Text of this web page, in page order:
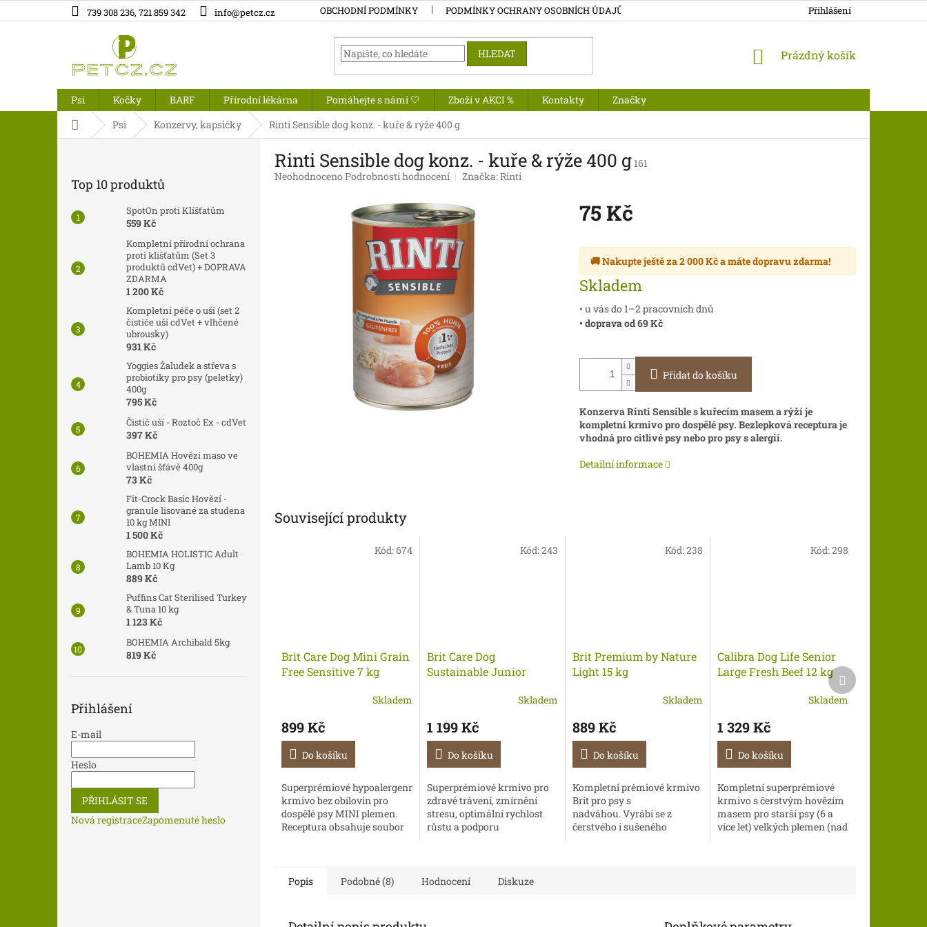
na
739 308 236, 721 859 342 info@petcz.cz OBCHODNÍ PODMÍNKY PODMÍNKY OCHRANY OSOBNÍCH ÚDAJŮ Přihlášení
HLEDAT
NÁKUPNÍ
Prázdný košík
Psi Kočky BARF Přírodní lékárna Pomáhejte s námi 🤍 Zboží v AKCI % Kontakty
Značky
Domů Psi Konzervy, kapsičky Rinti Sensible dog konz. - kuře & rýže 400 g
Top 10 produktů
SpotOn proti Klíšťatům
559 Kč
Kompletní přírodní ochrana
proti klíšťatům (Set 3
produktů cdVet) + DOPRAVA
ZDARMA
1 200 Kč
Kompletní péče o uši (set 2
čističe uší cdVet + vlhčené
ubrousky)
931 Kč
Yoggies Žaludek a střeva s
probiotiky pro psy (peletky)
400g
795 Kč
Čistič uší - Roztoč Ex - cdVet
397 Kč
BOHEMIA Hovězí maso ve
vlastní šťávě 400g
73 Kč
Fit-Crock Basic Hovězí -
granule lisované za studena
10 kg MINI
1 500 Kč
BOHEMIA HOLISTIC Adult
Lamb 10 Kg
889 Kč
Puffins Cat Sterilised Turkey
& Tuna 10 kg
1 123 Kč
BOHEMIA Archibald 5kg
819 Kč
Přihlášení
E-mail
Heslo
PŘIHLÁSIT SE
Nová registraceZapomenuté heslo
Rinti Sensible dog konz. - kuře & rýže 400 g 161
Průměrné
Neohodnoceno Podrobnosti hodnocení Značka:Rinti
75 Kč
cena:
🚚 Nakupte ještě za2 000 Kča mátedopravu zdarma!
Skladem
• u vás do 1–2 pracovních dnů
• doprava od 69 Kč
Přidat do košíku
Konzerva Rinti Sensible s kuřecím masem a rýží je
kompletní krmivo pro dospělé psy. Bezlepková receptura je
vhodná pro citlivé psy nebo pro psy s alergií.
Detailní informace
Související produkty
Brit Care Dog Mini Grain
Free Sensitive 7 kg
Skladem
899 Kč
Do košíku
Superprémiové hypoalergenní
krmivo bez obilovin pro
dospělé psy MINI plemen.
Receptura obsahuje soubor
Kód:674
Brit Care Dog
Sustainable Junior
Skladem
1 199 Kč
Do košíku
Superprémiové krmivo pro
zdravé trávení, zmírnění
stresu, optimální rychlost
růstu a podporu
imunity. Bezlepková receptura z
Kód:243
Brit Premium by Nature
Light 15 kg
Skladem
889 Kč
Do košíku
Kompletní prémiové krmivo
Brit pro psy s
nadváhou. Vyrábí se z
čerstvého i sušeného
Kód:238
Calibra Dog Life Senior
Large Fresh Beef 12 kg
Skladem
1 329 Kč
Do košíku
Kompletní superprémiové
krmivo s čerstvým hovězím
masem pro starší psy (6 a
více let) velkých plemen (nad
Kód:298
Další
produkt
Popis Podobné (8) Hodnocení Diskuze